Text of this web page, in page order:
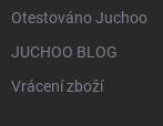
Otestováno Juchoo
JUCHOO BLOG
Vrácení zboží